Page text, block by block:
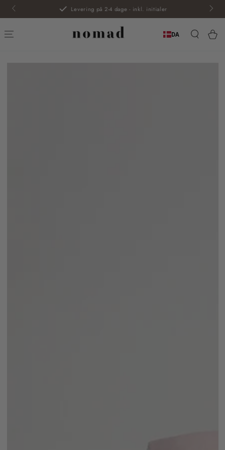
SPRING TIL
INDHOLD
Levering på 2-4 dage - inkl. initialer
DA